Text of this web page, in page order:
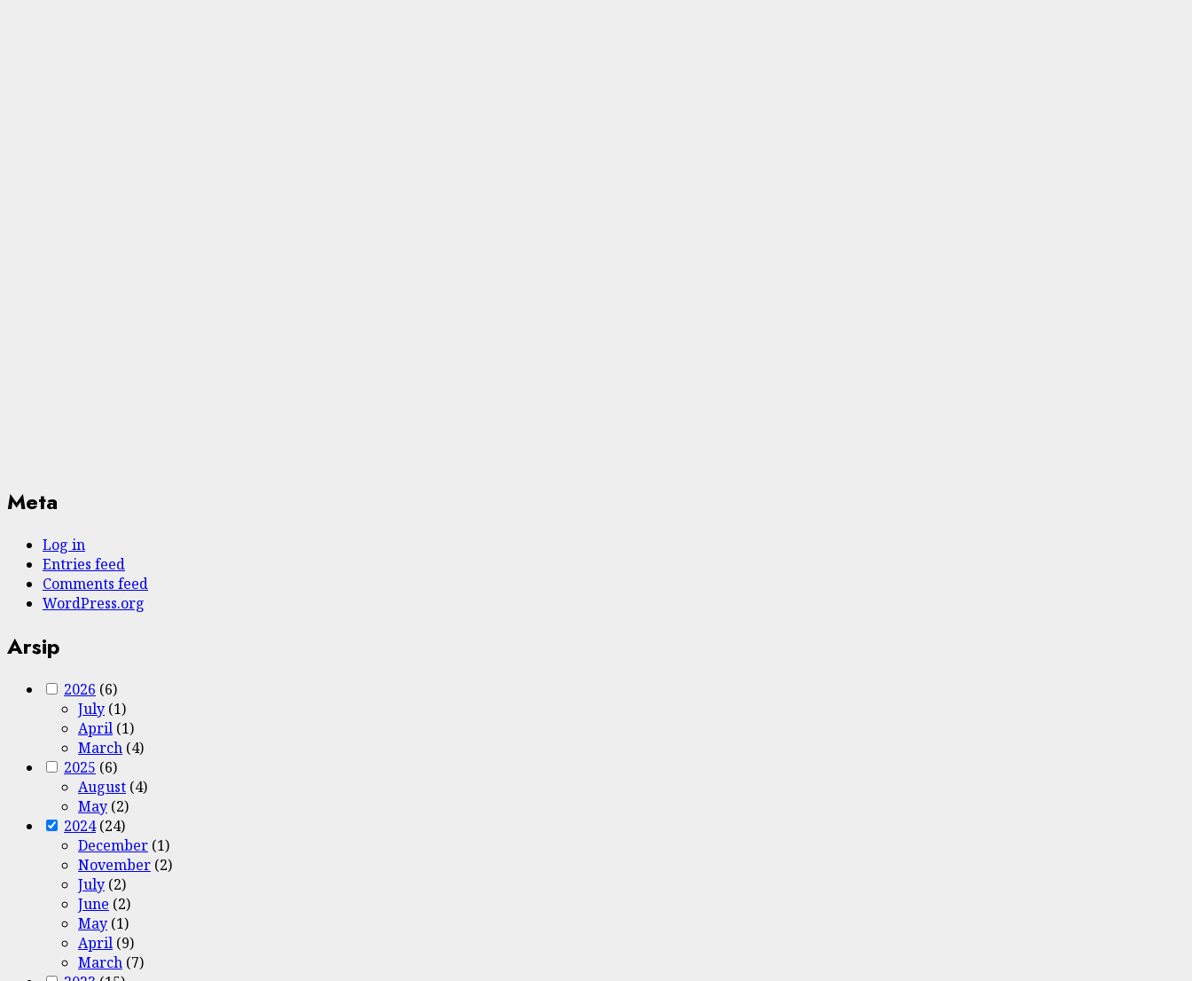
Meta
Log in
Entries feed
Comments feed
WordPress.org
Arsip
2026 (6)
July (1)
April (1)
March (4)
2025 (6)
August (4)
May (2)
2024(24)
December (1)
November (2)
July (2)
June (2)
May (1)
April (9)
March (7)